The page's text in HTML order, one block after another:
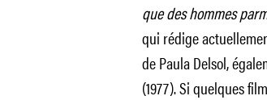
que des hommes
qui rédige
de Paula Delsol,
(1977). Si quelques